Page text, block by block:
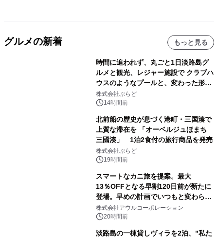
グルメの新着 もっと見る
時間に追われず、丸ごと1日淡路島グ
ルメと観光、レジャー施設で クラブハ
ウスのようなプールと、変わった形の
サウナも 「THE BOXY AWAJI」のお
得な素泊まり連泊プランで
株式会社ぷらど
14時間前
北前船の歴史が息づく港町・三国湊で
上質な滞在を 「オーベルジュほまち
三國湊」 1泊2食付の旅行商品を発売
株式会社ぷらど
19時間前
スマートなカニ旅を提案。最大
13％OFFとなる早割120日前が新たに
登場。早めの計画でいつもと変わらぬ
大人の冬旅を。ー夕日ヶ浦温泉「佳松
苑 別邸ふうか」ー
株式会社アウルコーポレーション
20時間前
淡路島の一棟貸しヴィラを2泊、"私た